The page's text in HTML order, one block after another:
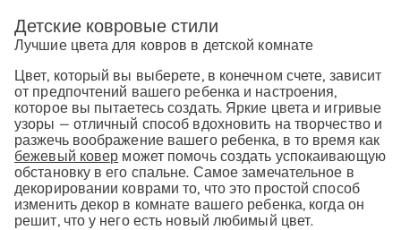
Детские ковровые стили
Лучшие цвета для ковров в детской комнате
Цвет, который вы выберете, в конечном счете, зависит
от предпочтений вашего ребенка и настроения,
которое вы пытаетесь создать. Яркие цвета и игривые
узоры — отличный способ вдохновить на творчество и
разжечь воображение вашего ребенка, в то время как
бежевый ковер может помочь создать успокаивающую
обстановку в его спальне. Самое замечательное в
декорировании коврами то, что это простой способ
изменить декор в комнате вашего ребенка, когда он
решит, что у него есть новый любимый цвет.